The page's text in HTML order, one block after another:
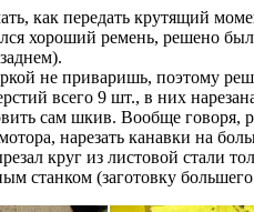
как передать крутящий
хороший ремень, решено
не приваришь, поэтому
всего 9 шт., в них
сам шкив. Вообще
нарезать канавки на
круг из листовой стали
станком (заготовку